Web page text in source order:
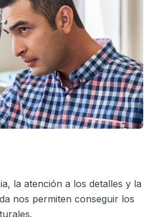
la atención a los detalles y la
nos permiten conseguir los